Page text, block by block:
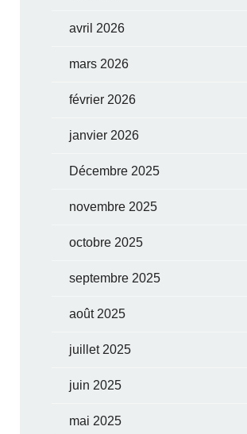
avril 2026
mars 2026
février 2026
janvier 2026
Décembre 2025
novembre 2025
octobre 2025
septembre 2025
août 2025
juillet 2025
juin 2025
mai 2025